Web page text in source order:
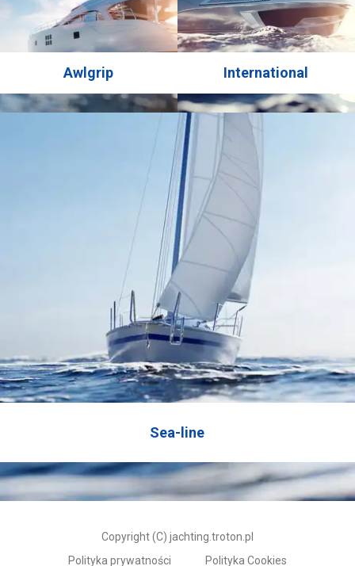
Awlgrip International
Sea-line
Copyright (C) jachting.troton.pl
Polityka prywatności
Polityka Cookies